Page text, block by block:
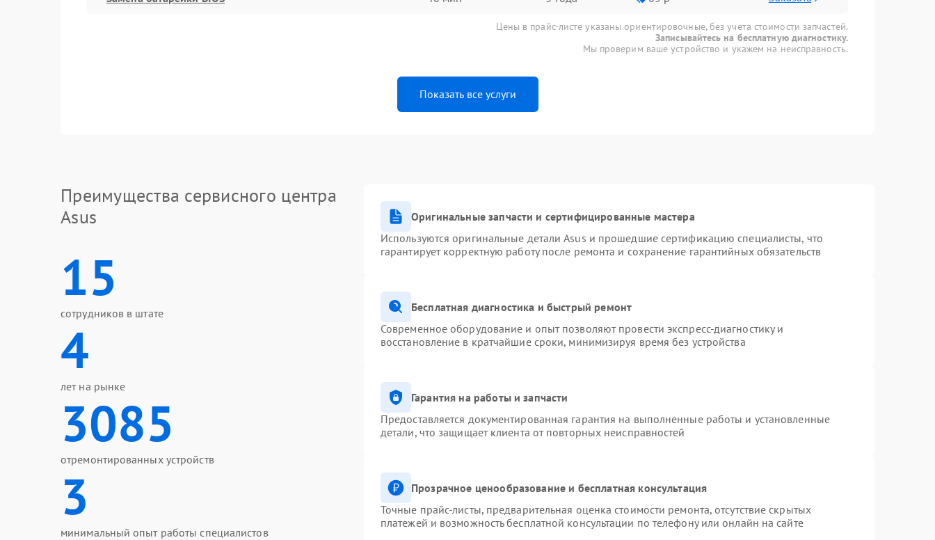
Цены в прайс-листе указаны ориентировочные, без учета стоимости запчастей.
Записывайтесь на бесплатную диагностику.
Мы проверим ваше устройство и укажем на неисправность.
Показать все услуги
Преимущества сервисного центра
Asus
15
сотрудников в штате
4
лет на рынке
3085
отремонтированных устройств
3
минимальный опыт работы специалистов
Оригинальные запчасти и сертифицированные мастера
Используются оригинальные детали Asus и прошедшие сертификацию специалисты, что
гарантирует корректную работу после ремонта и сохранение гарантийных обязательств
Бесплатная диагностика и быстрый ремонт
Современное оборудование и опыт позволяют провести экспресс-диагностику и
восстановление в кратчайшие сроки, минимизируя время без устройства
Гарантия на работы и запчасти
Предоставляется документированная гарантия на выполненные работы и установленные
детали, что защищает клиента от повторных неисправностей
Прозрачное ценообразование и бесплатная консультация
Точные прайс-листы, предварительная оценка стоимости ремонта, отсутствие скрытых
платежей и возможность бесплатной консультации по телефону или онлайн на сайте